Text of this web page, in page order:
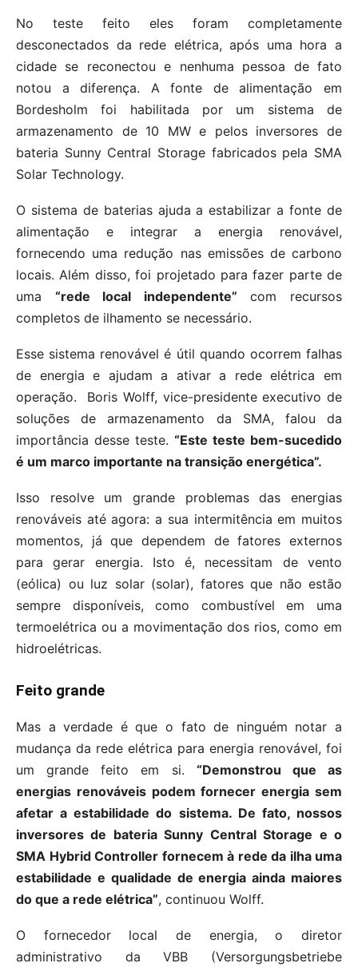
No teste feito eles foram completamente
desconectados da rede elétrica, após uma hora a
cidade se reconectou e nenhuma pessoa de fato
notou a diferença. A fonte de alimentação em
Bordesholm foi habilitada por um sistema de
armazenamento de 10 MW e pelos inversores de
bateria Sunny Central Storage fabricados pela SMA
Solar Technology.
O sistema de baterias ajuda a estabilizar a fonte de
alimentação e integrar a energia renovável,
fornecendo uma redução nas emissões de carbono
locais. Além disso, foi projetado para fazer parte de
uma “rede local independente” com recursos
completos de ilhamento se necessário.
Esse sistema renovável é útil quando ocorrem falhas
de energia e ajudam a ativar a rede elétrica em
operação. Boris Wolff, vice-presidente executivo de
soluções de armazenamento da SMA, falou da
importância desse teste. “Este teste bem-sucedido
é um marco importante na transição energética”.
Isso resolve um grande problemas das energias
renováveis até agora: a sua intermitência em muitos
momentos, já que dependem de fatores externos
para gerar energia. Isto é, necessitam de vento
(eólica) ou luz solar (solar), fatores que não estão
sempre disponíveis, como combustível em uma
termoelétrica ou a movimentação dos rios, como em
hidroelétricas.
Feito grande
Mas a verdade é que o fato de ninguém notar a
mudança da rede elétrica para energia renovável, foi
um grande feito em si. “Demonstrou que as
energias renováveis podem fornecer energia sem
afetar a estabilidade do sistema. De fato, nossos
inversores de bateria Sunny Central Storage e o
SMA Hybrid Controller fornecem à rede da ilha uma
estabilidade e qualidade de energia ainda maiores
do que a rede elétrica”, continuou Wolff.
O fornecedor local de energia, o diretor
administrativo da VBB (Versorgungsbetriebe